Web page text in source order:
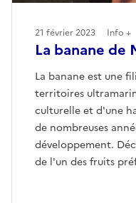
La banane de
La banane est une
territoires
culturelle et d'une
de nombreuses
développement.
de l'un des fruits
21 février 2023 Info +